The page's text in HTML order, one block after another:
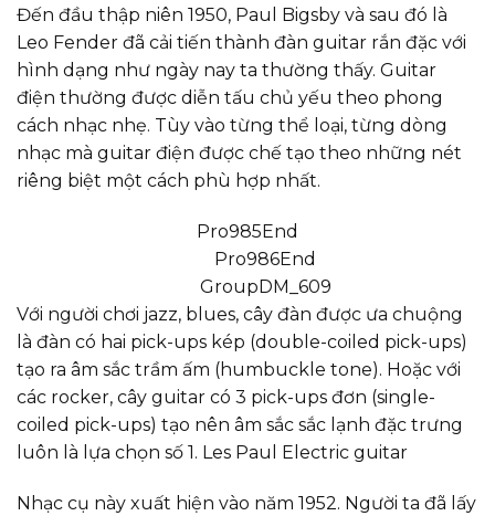
Đến đầu thập niên 1950, Paul Bigsby và sau đó là
Leo Fender đã cải tiến thành đàn guitar rắn đặc với
hình dạng như ngày nay ta thường thấy. Guitar
điện thường được diễn tấu chủ yếu theo phong
cách nhạc nhẹ. Tùy vào từng thể loại, từng dòng
nhạc mà guitar điện được chế tạo theo những nét
riêng biệt một cách phù hợp nhất.
Pro985End
Pro986End
GroupDM_609
Với người chơi jazz, blues, cây đàn được ưa chuộng
là đàn có hai pick-ups kép (double-coiled pick-ups)
tạo ra âm sắc trầm ấm (humbuckle tone). Hoặc với
các rocker, cây guitar có 3 pick-ups đơn (single-
coiled pick-ups) tạo nên âm sắc sắc lạnh đặc trưng
luôn là lựa chọn số 1. Les Paul Electric guitar
Nhạc cụ này xuất hiện vào năm 1952. Người ta đã lấy